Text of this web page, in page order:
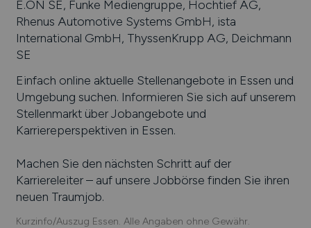
E.ON SE, Funke Mediengruppe, Hochtief AG,
Rhenus Automotive Systems GmbH, ista
International GmbH, ThyssenKrupp AG, Deichmann
SE
Einfach online aktuelle Stellenangebote in Essen und
Umgebung suchen. Informieren Sie sich auf unserem
Stellenmarkt über Jobangebote und
Karriereperspektiven in Essen.
Machen Sie den nächsten Schritt auf der
Karriereleiter – auf unsere Jobbörse finden Sie ihren
neuen Traumjob.
Kurzinfo/Auszug Essen. Alle Angaben ohne Gewähr.